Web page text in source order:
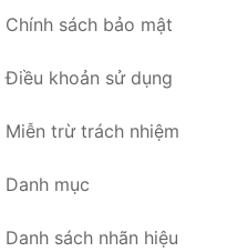
Chính sách bảo mật
Điều khoản sử dụng
Miễn trừ trách nhiệm
Danh mục
Danh sách nhãn hiệu